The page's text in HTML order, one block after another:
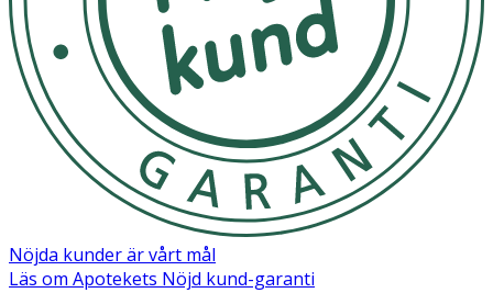
Nöjda kunder är vårt mål
Läs om Apotekets Nöjd kund-garanti